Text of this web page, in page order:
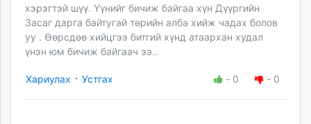
хэрэгтэй шүү. Үүнийг бичиж байгаа хүн Дүүргийн
Засаг дарга байтугай төрийн алба хийж чадах болов
уу . Өөрсдөө хийцгээ битгий хүнд атаархан худал
үнэн юм бичиж байгаач ээ..
Хариулах · Устгах - 0 - 0